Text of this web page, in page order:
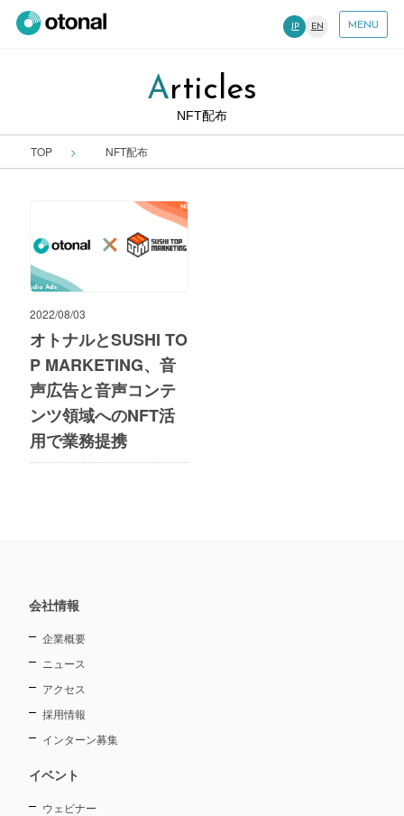
JP EN MENU
Articles
NFT配布
TOP NFT配布
2022/08/03
オトナルとSUSHI TO
P MARKETING、音
声広告と音声コンテ
ンツ領域へのNFT活
用で業務提携
会社情報
企業概要
ニュース
アクセス
採用情報
インターン募集
イベント
ウェビナー